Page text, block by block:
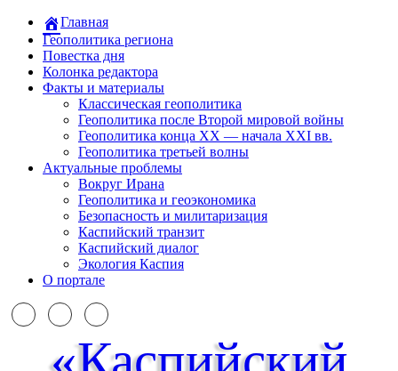
Главная
Геополитика региона
Повестка дня
Колонка редактора
Факты и материалы
Классическая геополитика
Геополитика после Второй мировой войны
Геополитика конца XX — начала XXI вв.
Геополитика третьей волны
Актуальные проблемы
Вокруг Ирана
Геополитика и геоэкономика
Безопасность и милитаризация
Каспийский транзит
Каспийский диалог
Экология Каспия
О портале